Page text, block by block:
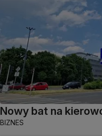
Nowy bat na
BIZNES